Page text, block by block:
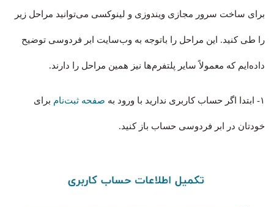
برای ساخت سرور مجازی ویندوزی و لینوکسی می‌توانید مراحل زیر
را طی کنید. این مراحل را باتوجه به وب‌سایت ابر فردوسی توضیح
داده‌ایم که معمولاً سایر پلتفرم‌ها نیز همین مراحل را دارند.
۱- ابتدا اگر حساب کاربری ندارید با ورود به صفحه ثبت‌نام برای
خودتان در ابر فردوسی حساب باز کنید.